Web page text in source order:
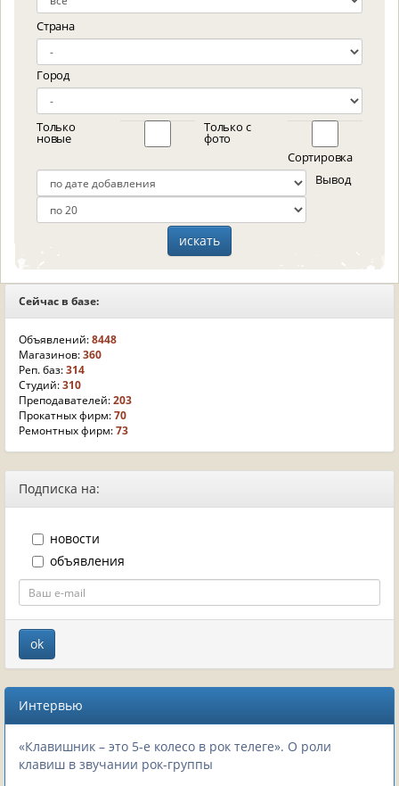
Страна
Город
Только
новые
Только с
фото
Сортировка
Вывод
Сейчас в базе:
Объявлений:8448
Магазинов:360
Реп. баз:314
Студий:310
Преподавателей:203
Прокатных фирм:70
Ремонтных фирм:73
Подписка на:
новости
объявления
Интервью
«Клавишник – это 5-е колесо в рок телеге». О роли
клавиш в звучании рок-группы